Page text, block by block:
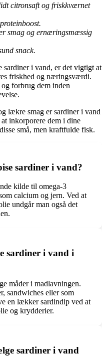
citronsaft og friskkværnet
smag og ernæringsmæssig
snack.
i vand, er det vigtigt at
friskhed og næringsværdi.
forbrug dem inden
lækre smag er sardiner i vand
inkorporere dem i dine
små, men kraftfulde fisk.
sardiner i vand?
kilde til omega-3
calcium og jern. Ved at
undgår man også det
sardiner i vand i
måder i madlavningen.
sandwiches eller som
en lækker sardindip ved at
og krydderier.
sardiner i vand